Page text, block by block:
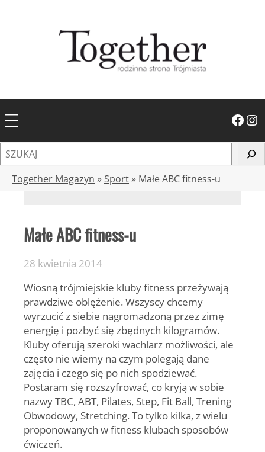
Facebook Instagram
z
Together Magazyn » Sport» Małe ABC fitness-u
Małe ABC fitness-u
28 kwietnia 2014
Wiosną trójmiejskie kluby fitness przeżywają
prawdziwe oblężenie. Wszyscy chcemy
wyrzucić z siebie nagromadzoną przez zimę
energię i pozbyć się zbędnych kilogramów.
Kluby oferują szeroki wachlarz możliwości, ale
często nie wiemy na czym polegają dane
zajęcia i czego się po nich spodziewać.
Postaram się rozszyfrować, co kryją w sobie
nazwyTBC, ABT, Pilates, Step, Fit Ball, Trening
Obwodowy, Stretching. To tylko kilka, z wielu
proponowanych w fitness klubach sposobów
ćwiczeń.